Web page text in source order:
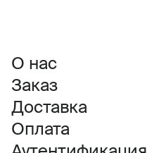
О нас
Заказ
Доставка
Оплата